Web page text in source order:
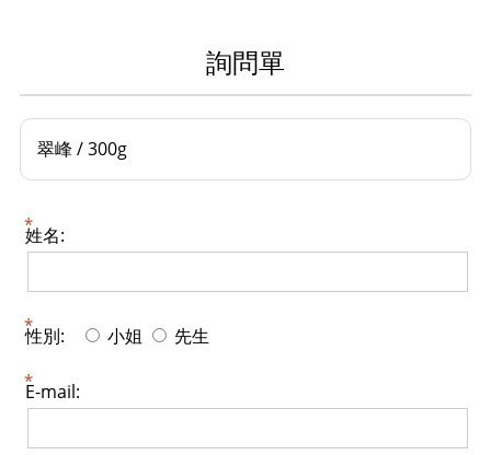
詢問單
翠峰 / 300g
姓名:
性別: 小姐 先生
E-mail: